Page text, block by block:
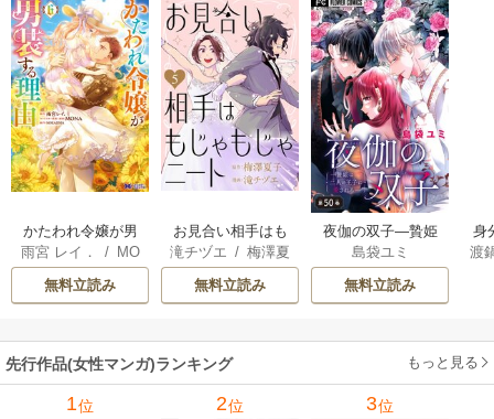
かたわれ令嬢が男
装する理由（コミ
ック）
雨宮 レイ． / MO
/SORAJIMA
無料立読み
お見合い相手はも
じゃもじゃニート
滝チヅエ /梅澤夏
子（エブリスタ）
無料立読み
夜伽の双子―贄姫
は二人の王子に愛
される―【マイク
ロ】
島袋ユミ
無料立読み
身
恋
渡
先行作品(女性マンガ)ランキング もっと見る
1位 2位 3位